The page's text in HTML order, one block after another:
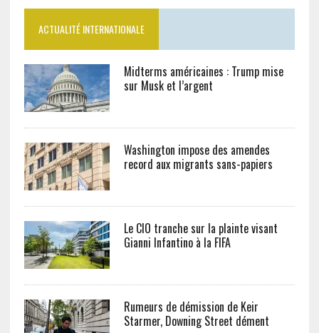
ACTUALITÉ INTERNATIONALE
Midterms américaines : Trump mise
sur Musk et l’argent
Washington impose des amendes
record aux migrants sans-papiers
Le CIO tranche sur la plainte visant
Gianni Infantino à la FIFA
Rumeurs de démission de Keir
Starmer, Downing Street dément